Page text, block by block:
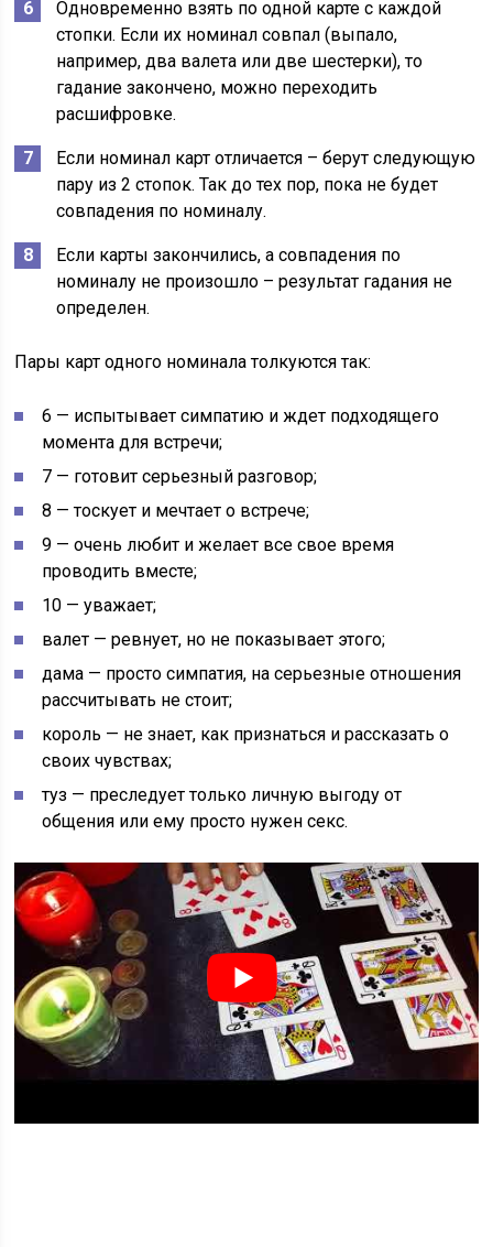
Одновременно взять по одной карте с каждой
стопки. Если их номинал совпал (выпало,
например, два валета или две шестерки), то
гадание закончено, можно переходить
расшифровке.
Если номинал карт отличается – берут следующую
пару из 2 стопок. Так до тех пор, пока не будет
совпадения по номиналу.
Если карты закончились, а совпадения по
номиналу не произошло – результат гадания не
определен.
Пары карт одного номинала толкуются так:
6 — испытывает симпатию и ждет подходящего
момента для встречи;
7 — готовит серьезный разговор;
8 — тоскует и мечтает о встрече;
9 — очень любит и желает все свое время
проводить вместе;
10 — уважает;
валет — ревнует, но не показывает этого;
дама — просто симпатия, на серьезные отношения
рассчитывать не стоит;
король — не знает, как признаться и рассказать о
своих чувствах;
туз — преследует только личную выгоду от
общения или ему просто нужен секс.